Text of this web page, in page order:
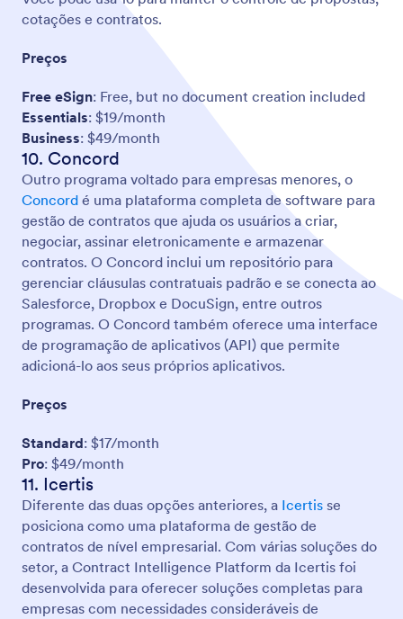
cotações e contratos.
Preços
Free eSign: Free, but no document creation included
Essentials: $19/month
Business: $49/month
10. Concord
Outro programa voltado para empresas menores, o
Concord é uma plataforma completa de software para
gestão de contratos que ajuda os usuários a criar,
negociar, assinar eletronicamente e armazenar
contratos. O Concord inclui um repositório para
gerenciar cláusulas contratuais padrão e se conecta ao
Salesforce, Dropbox e DocuSign, entre outros
programas. O Concord também oferece uma interface
de programação de aplicativos (API) que permite
adicioná-lo aos seus próprios aplicativos.
Preços
Standard: $17/month
Pro: $49/month
11. Icertis
Diferente das duas opções anteriores, a Icertis se
posiciona como uma plataforma de gestão de
contratos de nível empresarial. Com várias soluções do
setor, a Contract Intelligence Platform da Icertis foi
desenvolvida para oferecer soluções completas para
empresas com necessidades consideráveis de